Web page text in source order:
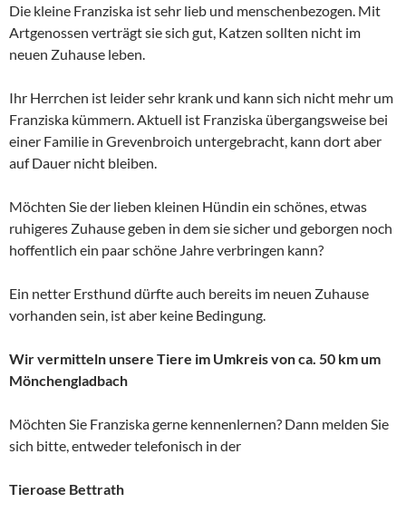
Die kleine Franziska ist sehr lieb und menschenbezogen. Mit
Artgenossen verträgt sie sich gut, Katzen sollten nicht im
neuen Zuhause leben.
Ihr Herrchen ist leider sehr krank und kann sich nicht mehr um
Franziska kümmern. Aktuell ist Franziska übergangsweise bei
einer Familie in Grevenbroich untergebracht, kann dort aber
auf Dauer nicht bleiben.
Möchten Sie der lieben kleinen Hündin ein schönes, etwas
ruhigeres Zuhause geben in dem sie sicher und geborgen noch
hoffentlich ein paar schöne Jahre verbringen kann?
Ein netter Ersthund dürfte auch bereits im neuen Zuhause
vorhanden sein, ist aber keine Bedingung.
Wir vermitteln unsere Tiere im Umkreis von ca. 50 km um
Mönchengladbach
Möchten Sie Franziska gerne kennenlernen? Dann melden Sie
sich bitte, entweder telefonisch in der
Tieroase Bettrath